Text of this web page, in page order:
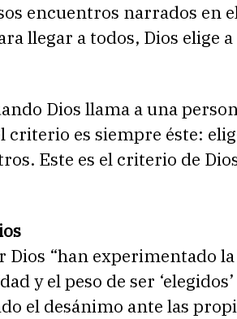
encuentros narrados en
llegar a todos, Dios elige a
Dios llama a una
criterio es siempre éste:
Este es el criterio de
Dios “han experimentado
y el peso de ser
el desánimo ante las